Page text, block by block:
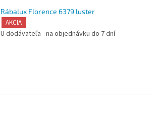
Rábalux Florence 6379 luster
AKCIA
U dodávateľa - na objednávku do 7 dní